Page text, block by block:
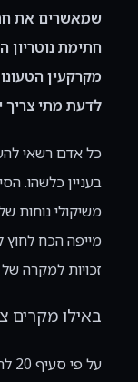
שמאשרים את
חתימת נוטריון
מקרקעין
לדעת מתי צריך
כל אדם רשאי
בעניין כלשהו.
משיקולי נוחות
מייפה הכח לחוץ
זכויות למקרה
באילו מקרים